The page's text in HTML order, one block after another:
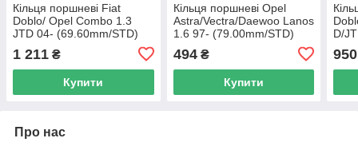
Кільця поршневі Fiat
Doblo/ Opel Combo 1.3
JTD 04- (69.60mm/STD)
N0 UA62
1 211 ₴
Купити
Кільця поршневі Opel
Astra/Vectra/Daewoo Lanos
1.6 97- (79.00mm/STD)
(1.2-1.5-3) MAHLE 011 08
V0 UA62
494₴
Купити
D/
950
Про нас